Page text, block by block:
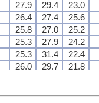
27.9 29.4
23.0
26.4 27.4
25.6
25.8 27.0
25.2
25.3 27.9
24.2
25.3 31.4
22.4
26.0 29.7
21.8
27.9 29.4
23.0
26.4 27.4
25.6
25.8 27.0
25.2
25.3 27.9
24.2
25.3 31.4
22.4
26.0 29.7
21.8
27.9 29.4
23.0
26.4 27.4
25.6
25.8 27.0
25.2
25.3 27.9
24.2
25.3 31.4
22.4
26.0 29.7
21.8
27.9 29.4
23.0
26.4 27.4
25.6
25.8 27.0
25.2
25.3 27.9
24.2
25.3 31.4
22.4
26.0 29.7
21.8